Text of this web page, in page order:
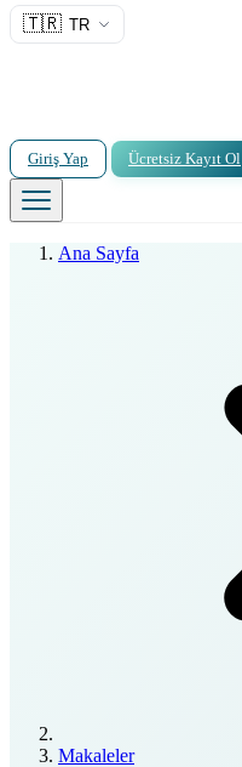
🇹🇷 TR
Giriş Yap Ücretsiz Kayıt Ol
Ana Sayfa
Makaleler